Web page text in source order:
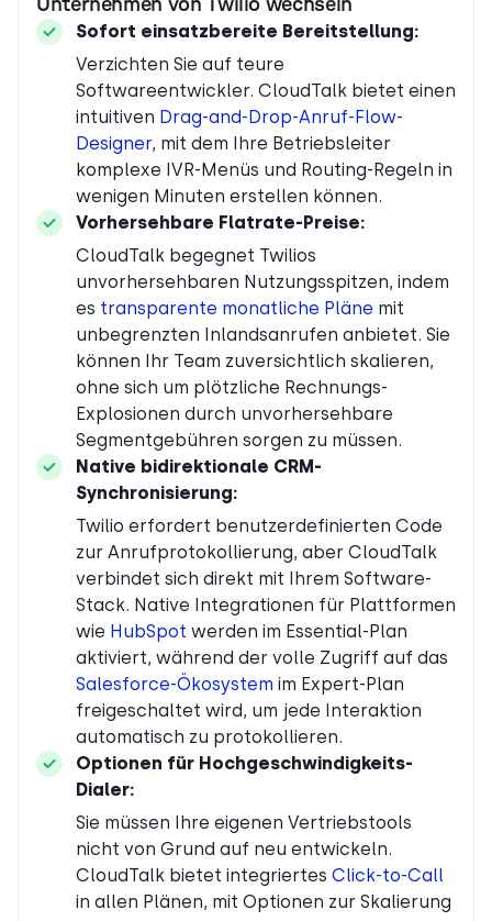
Unternehmen von Twilio wechseln
Sofort einsatzbereite Bereitstellung:
Verzichten Sie auf teure
Softwareentwickler. CloudTalk bietet einen
intuitiven Drag-and-Drop-Anruf-Flow-
Designer, mit dem Ihre Betriebsleiter
komplexe IVR-Menüs und Routing-Regeln in
wenigen Minuten erstellen können.
Vorhersehbare Flatrate-Preise:
CloudTalk begegnet Twilios
unvorhersehbaren Nutzungsspitzen, indem
es transparente monatliche Pläne mit
unbegrenzten Inlandsanrufen anbietet. Sie
können Ihr Team zuversichtlich skalieren,
ohne sich um plötzliche Rechnungs-
Explosionen durch unvorhersehbare
Segmentgebühren sorgen zu müssen.
Native bidirektionale CRM-
Synchronisierung:
Twilio erfordert benutzerdefinierten Code
zur Anrufprotokollierung, aber CloudTalk
verbindet sich direkt mit Ihrem Software-
Stack. Native Integrationen für Plattformen
wie HubSpot werden im Essential-Plan
aktiviert, während der volle Zugriff auf das
Salesforce-Ökosystem im Expert-Plan
freigeschaltet wird, um jede Interaktion
automatisch zu protokollieren.
Optionen für Hochgeschwindigkeits-
Dialer:
Sie müssen Ihre eigenen Vertriebstools
nicht von Grund auf neu entwickeln.
CloudTalk bietet integriertes Click-to-Call
in allen Plänen, mit Optionen zur Skalierung